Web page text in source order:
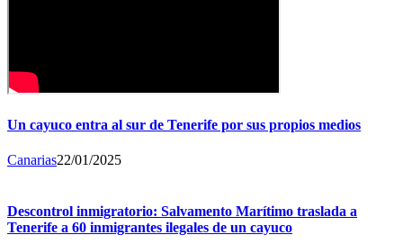
Un cayuco entra al sur de Tenerife por sus propios medios
Canarias22/01/2025
Descontrol inmigratorio: Salvamento Marítimo traslada a
Tenerife a 60 inmigrantes ilegales de un cayuco